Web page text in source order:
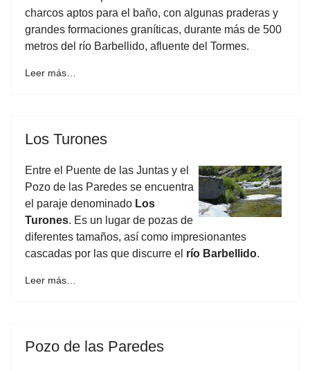
charcos aptos para el baño, con algunas praderas y
grandes formaciones graníticas, durante más de 500
metros del río Barbellido, afluente del Tormes.
Leer más…
Los Turones
Entre el Puente de las Juntas y el
Pozo de las Paredes se encuentra
el paraje denominado Los
Turones. Es un lugar de pozas de
diferentes tamaños, así como impresionantes
cascadas por las que discurre el río Barbellido.
Leer más…
Pozo de las Paredes